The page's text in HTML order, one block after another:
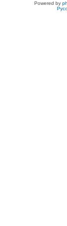
Powered by